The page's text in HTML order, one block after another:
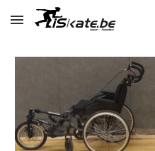
Skip to main content